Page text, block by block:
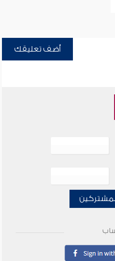
أضف تعليقك